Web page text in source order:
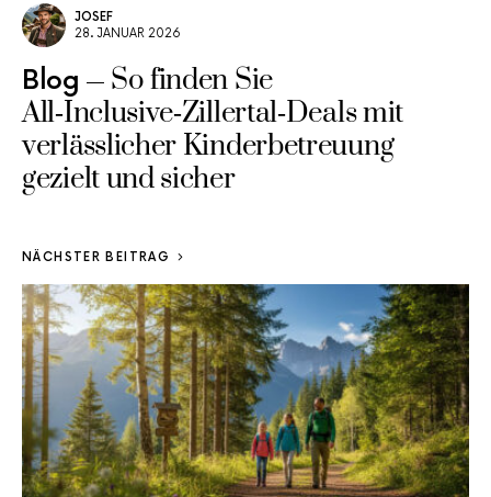
JOSEF
28. JANUAR 2026
Blog
So finden Sie
All‑Inclusive‑Zillertal‑Deals mit
verlässlicher Kinderbetreuung
gezielt und sicher
NÄCHSTER BEITRAG